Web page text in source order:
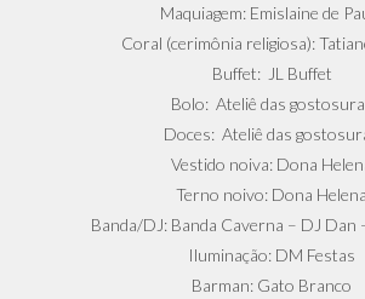
Maquiagem: Emislaine de
Coral (cerimônia religiosa):
Buffet: JL Buffet
Bolo: Ateliê das
Doces: Ateliê das
Vestido noiva: Dona
Terno noivo: Dona Helena
Banda/DJ: Banda Caverna – DJ Dan
Iluminação: DM Festas
Barman: Gato Branco